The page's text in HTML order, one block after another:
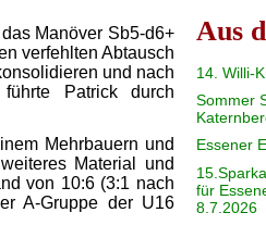
Manöver Sb5-d6+
verfehlten Abtausch
und nach
Patrick durch
Mehrbauern und
Material und
von 10:6 (3:1 nach
A-Gruppe der U16
Aus
14. Willi-
Sommer
Essener
für
8.7.2026